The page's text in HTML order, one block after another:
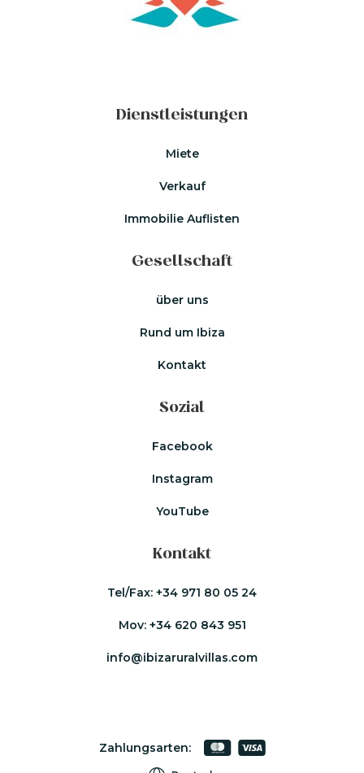
Dienstleistungen
Miete
Verkauf
Immobilie Auflisten
Gesellschaft
über uns
Rund um Ibiza
Kontakt
Sozial
Facebook
Instagram
YouTube
Kontakt
Tel/Fax: +34 971 80 05 24
Mov: +34 620 843 951
info@ibizaruralvillas.com
Zahlungsarten: